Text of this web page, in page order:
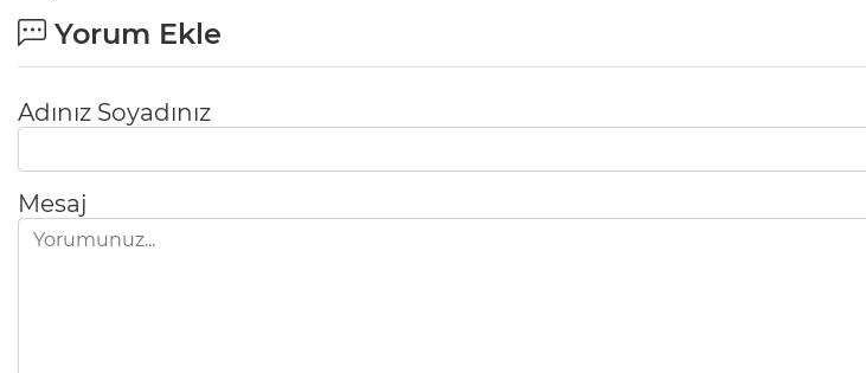
Yorum Ekle
Adınız Soyadınız
Mesaj